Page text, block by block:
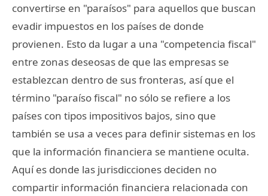
convertirse en "paraísos" para aquellos que buscan
evadir impuestos en los países de donde
provienen. Esto da lugar a una "competencia fiscal"
entre zonas deseosas de que las empresas se
establezcan dentro de sus fronteras, así que el
término "paraíso fiscal" no sólo se refiere a los
países con tipos impositivos bajos, sino que
también se usa a veces para definir sistemas en los
que la información financiera se mantiene oculta.
Aquí es donde las jurisdicciones deciden no
compartir información financiera relacionada con